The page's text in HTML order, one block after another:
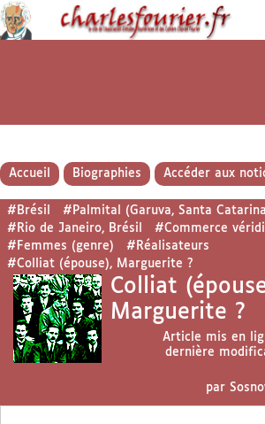
Accueil Biographies Accéder aux
#Brésil
#Palmital (Garuva, Santa
#Rio de Janeiro, Brésil
#Commerce
#Femmes (genre)
#Réalisateurs
#Colliat (épouse), Marguerite ?
Colliat
Marguerite ?
Article mis en
dernière
par